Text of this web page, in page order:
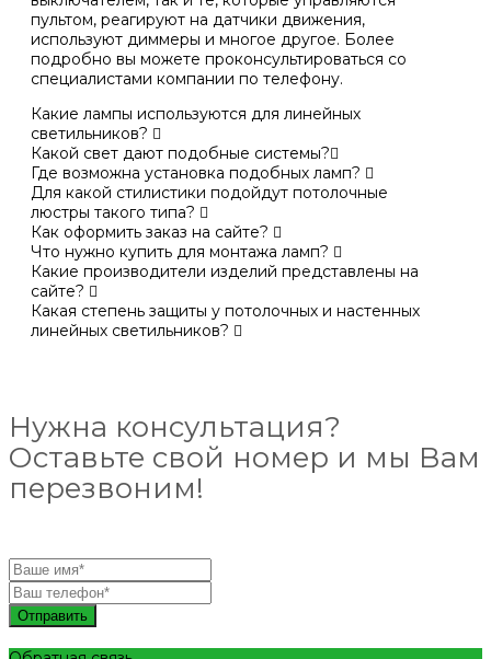
пультом, реагируют на датчики движения,
используют диммеры и многое другое. Более
подробно вы можете проконсультироваться со
специалистами компании по телефону.
Какие лампы используются для линейных
светильников?
Какой свет дают подобные системы?
Где возможна установка подобных ламп?
Для какой стилистики подойдут потолочные
люстры такого типа?
Как оформить заказ на сайте?
Что нужно купить для монтажа ламп?
Какие производители изделий представлены на
сайте?
Какая степень защиты у потолочных и настенных
линейных светильников?
Нужна консультация?
Оставьте свой номер и мы Вам
перезвоним!
Отправить